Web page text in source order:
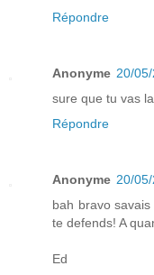
Répondre
Anonyme 20/
sure que tu vas
Répondre
Anonyme 20/
bah bravo
te defends! A
Ed